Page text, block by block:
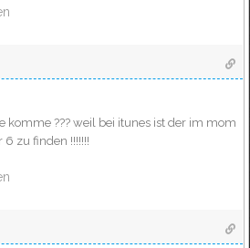
komme ??? weil bei itunes ist der im mom
6 zu finden !!!!!!!